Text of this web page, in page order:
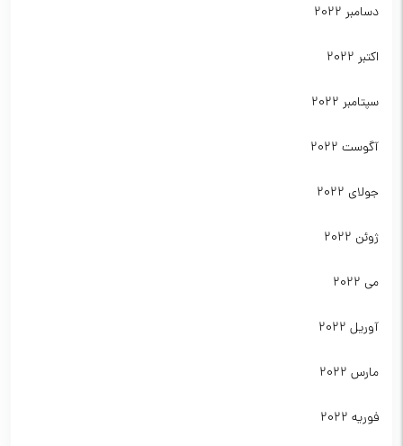
دسامبر 2022
اکتبر 2022
سپتامبر 2022
آگوست 2022
جولای 2022
ژوئن 2022
می 2022
آوریل 2022
مارس 2022
فوریه 2022